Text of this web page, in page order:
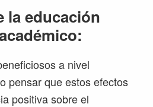
la educación
a nivel
pensar que estos efectos
positiva sobre el